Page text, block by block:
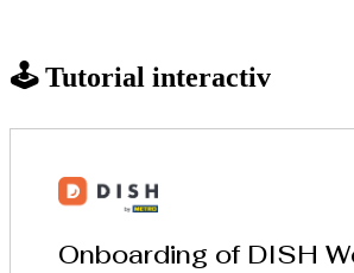
🕹️ Tutorial interactiv